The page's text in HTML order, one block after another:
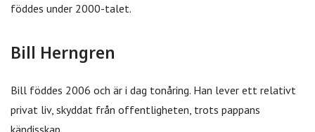
föddes under 2000-talet.
Bill Herngren
Bill föddes 2006 och är i dag tonåring. Han lever ett relativt
privat liv, skyddat från offentligheten, trots pappans